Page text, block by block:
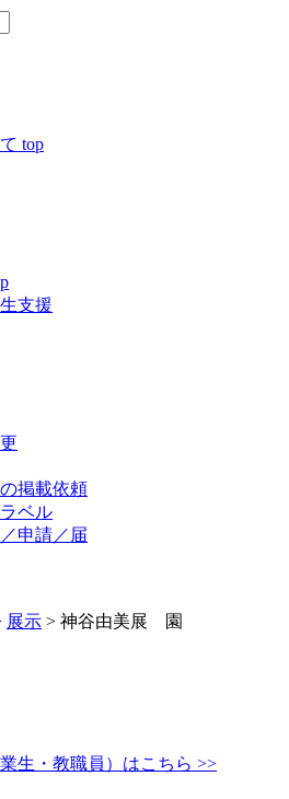
top
支援
掲載依頼
ベル
申請／届
展示 > 神谷由美展 園
生・教職員）はこちら >>